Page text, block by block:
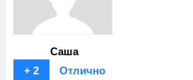
Саша
+ 2
Отлично